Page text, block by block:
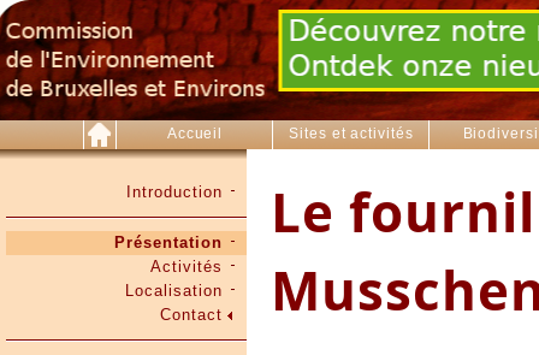
Accueil Sites et activités
Introduction
Présentation
Activités
Localisation
Contact
Le